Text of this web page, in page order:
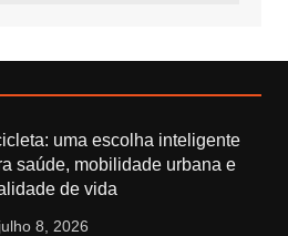
uma escolha inteligente
saúde, mobilidade urbana e
de vida
julho 8, 2026